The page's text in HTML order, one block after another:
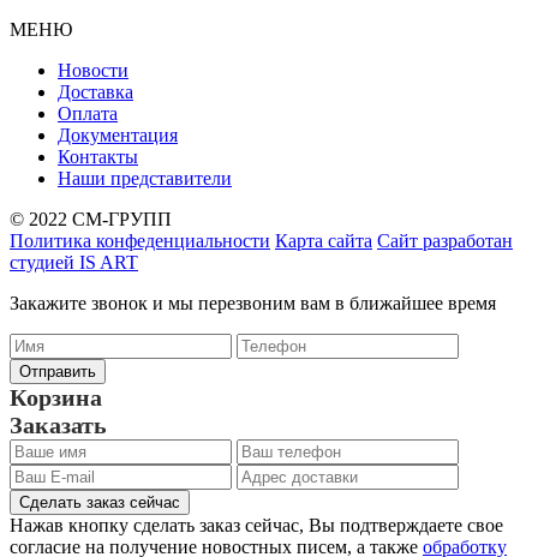
МЕНЮ
Новости
Доставка
Оплата
Документация
Контакты
Наши представители
© 2022 СМ-ГРУПП
Политика конфеденциальности Карта сайта Сайт разработан
студией IS ART
Закажите звонок и мы перезвоним вам в ближайшее время
Корзина
Заказать
Сделать заказ сейчас
Нажав кнопку сделать заказ сейчас, Вы подтверждаете свое
согласие на получение новостных писем, а также обработку